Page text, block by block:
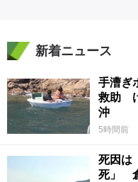
新着ニュース
手漕ぎ
救助
沖
5時間前
死因は
死」